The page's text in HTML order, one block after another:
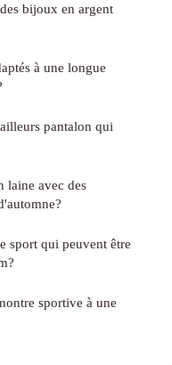
bijoux en argent
à une longue
pantalon qui
laine avec des
sport qui peuvent être
sportive à une